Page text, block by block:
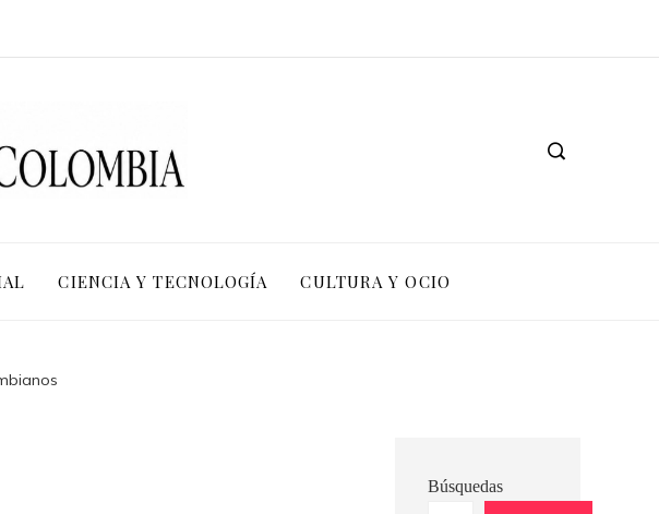
CIENCIA Y TECNOLOGÍA CULTURA Y OCIO
Búsquedas